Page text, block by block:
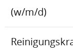
(w/m/d)